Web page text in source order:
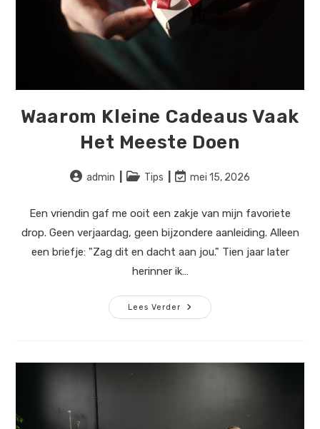
Waarom Kleine Cadeaus Vaak
Het Meeste Doen
Bericht
admin Berichtcategorie:
Tips
Laatste
bericht:
mei 15, 2026
Een vriendin gaf me ooit een zakje van mijn favoriete
drop. Geen verjaardag, geen bijzondere aanleiding. Alleen
een briefje: "Zag dit en dacht aan jou." Tien jaar later
herinner ik…
Lees Verder
Waarom
Kleine